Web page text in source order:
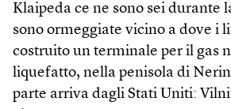
Klaipeda ce ne sono sei durante
sono ormeggiate vicino a dove i
costruito un terminale per il gas
liquefatto, nella penisola di
parte arriva dagli Stati Uniti: